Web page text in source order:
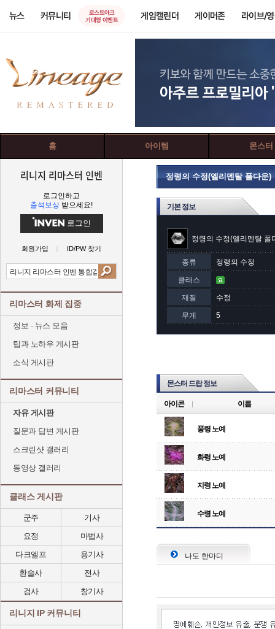
뉴스 커뮤니티
로스트아크
기대평 이벤트
게임캘린더 게이머존 라이브/
홈 아이템 몬스터
리니지 리마스터 인벤
로그인하고
출석보상 받으세요!
로그인
회원가입 ID/PW 찾기
리마스터 화제 집중
정보 · 뉴스 모음
팁과 노하우 게시판
소식 게시판
리마스터 커뮤니티
자유 게시판
질문과 답변 게시판
스크린샷 갤러리
동영상 갤러리
클래스 게시판
군주
기사
요정
마법사
다크엘프
용기사
환술사
전사
검사
창기사
리니지 IP 커뮤니티
정령의 수정(엘리멘탈 폴다운)
기본 정보
정령의 수정(엘리멘탈 폴
종류 정령의 수정
클래스
재질 수정
무게 5
몬스터 드랍 정보
아이콘 이름
풍령 노예
화령 노예
지령 노예
수령 노예
나도 한마디